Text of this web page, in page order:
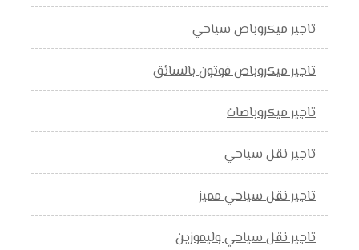
تاجير ميكروباص سياحي
تاجير ميكروباص فوتون بالسائق
تاجير ميكروباصات
تاجير نقل سياحي
تاجير نقل سياحي مميز
تاجير نقل سياحي وليموزين